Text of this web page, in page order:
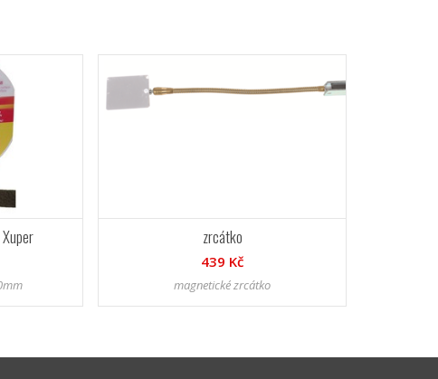
zrcátko
439 Kč
magnetické zrcátko